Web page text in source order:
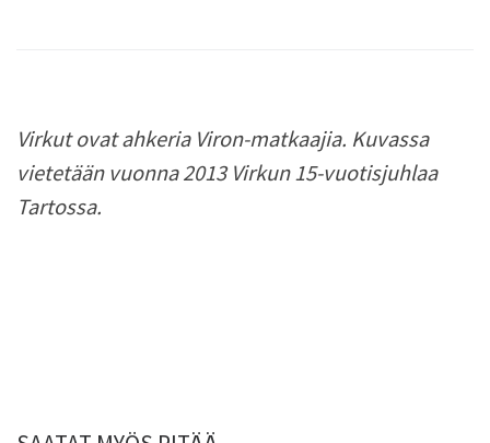
Virkut ovat ahkeria Viron-matkaajia. Kuvassa
vietetään vuonna 2013 Virkun 15-vuotisjuhlaa
Tartossa.